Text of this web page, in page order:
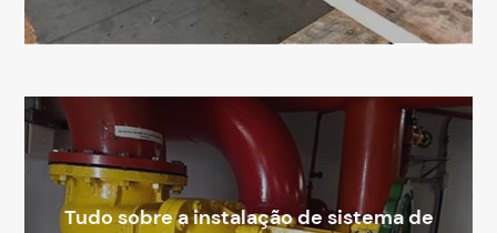
Tudo sobre a instalação de sistema de